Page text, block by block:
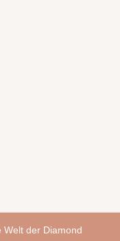
Welt der Diamond